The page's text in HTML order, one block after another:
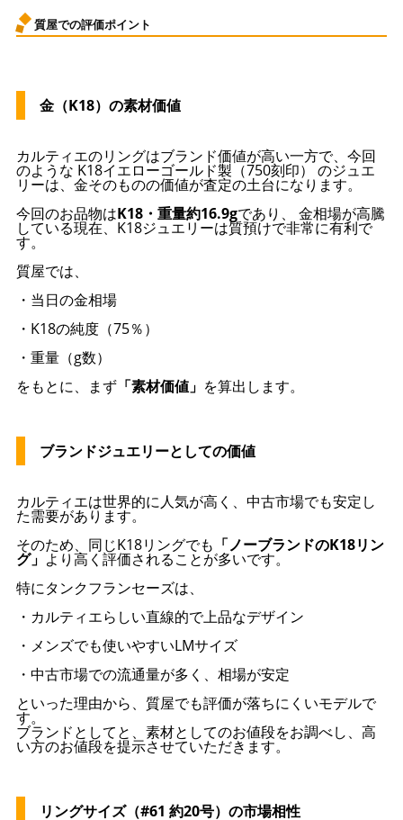
質屋での評価ポイント
金（K18）の素材価値
カルティエのリングはブランド価値が高い一方で、今回
のような K18イエローゴールド製（750刻印） のジュエ
リーは、金そのものの価値が査定の土台になります。
今回のお品物はK18・重量約16.9gであり、 金相場が高騰
している現在、K18ジュエリーは質預けで非常に有利で
す。
質屋では、
・当日の金相場
・K18の純度（75％）
・重量（g数）
をもとに、まず「素材価値」 を算出します。
ブランドジュエリーとしての価値
カルティエは世界的に人気が高く、中古市場でも安定し
た需要があります。
そのため、同じK18リングでも 「ノーブランドのK18リン
グ」 より高く評価されることが多いです。
特にタンクフランセーズは、
・カルティエらしい直線的で上品なデザイン
・メンズでも使いやすいLMサイズ
・中古市場での流通量が多く、相場が安定
といった理由から、質屋でも評価が落ちにくいモデルで
す。
ブランドとしてと、素材としてのお値段をお調べし、高
い方のお値段を提示させていただきます。
リングサイズ（#61 約20号）の市場相性